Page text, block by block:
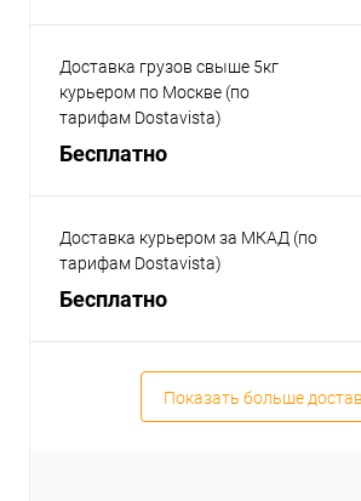
Доставка грузов свыше 5кг
курьером по Москве (по
тарифам Dostavista)
Бесплатно
Доставка курьером за МКАД (по
тарифам Dostavista)
Бесплатно
Показать больше